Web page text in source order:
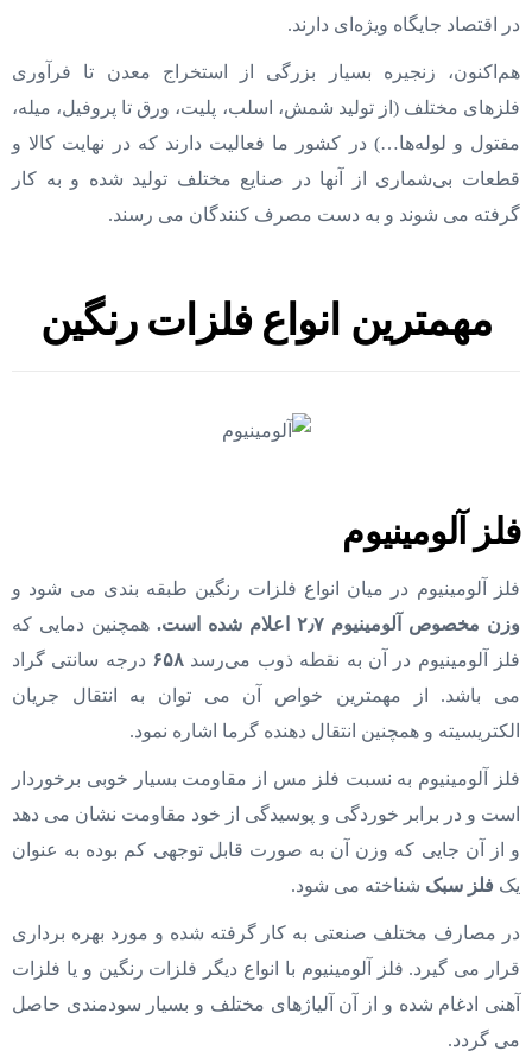
در اقتصاد جایگاه ویژه‌ای دارند.
هم‌اکنون، زنجیره بسیار بزرگی از استخراج معدن تا فرآوری
فلزهای مختلف (از تولید شمش، اسلب، پلیت، ورق تا پروفیل، میله،
مفتول و لوله‌ها…) در کشور ما فعالیت دارند که در نهایت کالا و
قطعات بی‌شماری از آنها در صنایع مختلف تولید شده و به ‌کار
گرفته می ‌شوند و به ‌دست مصرف‌ کنندگان می‌ رسند.
مهمترین انواع فلزات رنگین
فلز آلومینیوم
فلز آلومینیوم در میان انواع فلزات رنگین طبقه بندی می شود و
وزن مخصوص آلومینیوم ۲٫۷ اعلام شده است.
همچنین دمایی که
فلز آلومینیوم در آن به نقطه ذوب می‌رسد ۶۵۸ درجه سانتی گراد
می باشد. از مهمترین خواص آن می‌ توان به انتقال جریان
الکتریسیته و همچنین انتقال دهنده گرما اشاره نمود.
فلز آلومینیوم به نسبت فلز مس از مقاومت بسیار خوبی برخوردار
است و در برابر خوردگی و پوسیدگی از خود مقاومت نشان می دهد
و از آن جایی که وزن آن به صورت قابل توجهی کم بوده به عنوان
یک فلز سبک شناخته می شود.
در مصارف مختلف صنعتی به کار گرفته شده و مورد بهره برداری
قرار می گیرد. فلز آلومینیوم با انواع دیگر فلزات رنگین و یا فلزات
آهنی ادغام شده و از آن آلیاژهای مختلف و بسیار سودمندی حاصل
می گردد.